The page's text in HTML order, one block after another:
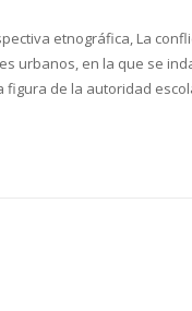
etnográfica, La
urbanos, en la que se
figura de la autoridad